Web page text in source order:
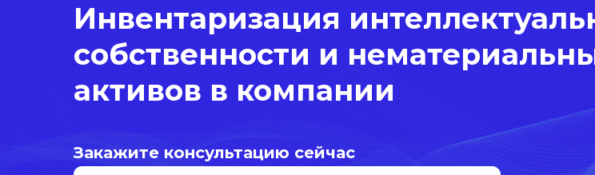
Инвентаризация
собственности и
активов в компании
Закажите консультацию сейчас